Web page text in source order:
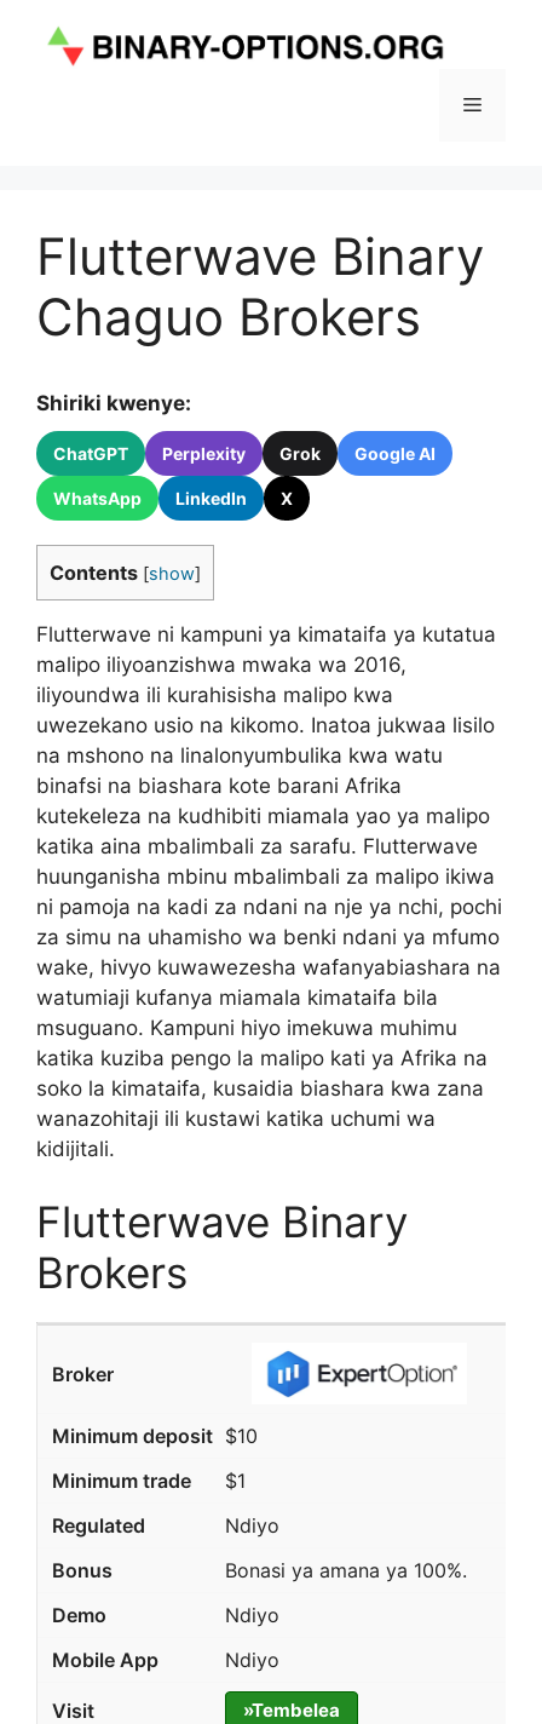
Menu
Flutterwave Binary
Chaguo Brokers
Shiriki kwenye:
ChatGPT Perplexity Grok Google AI
WhatsApp LinkedIn X
Contents [show]
Flutterwave ni kampuni ya kimataifa ya kutatua
malipo iliyoanzishwa mwaka wa 2016,
iliyoundwa ili kurahisisha malipo kwa
uwezekano usio na kikomo. Inatoa jukwaa lisilo
na mshono na linalonyumbulika kwa watu
binafsi na biashara kote barani Afrika
kutekeleza na kudhibiti miamala yao ya malipo
katika aina mbalimbali za sarafu. Flutterwave
huunganisha mbinu mbalimbali za malipo ikiwa
ni pamoja na kadi za ndani na nje ya nchi, pochi
za simu na uhamisho wa benki ndani ya mfumo
wake, hivyo kuwawezesha wafanyabiashara na
watumiaji kufanya miamala kimataifa bila
msuguano. Kampuni hiyo imekuwa muhimu
katika kuziba pengo la malipo kati ya Afrika na
soko la kimataifa, kusaidia biashara kwa zana
wanazohitaji ili kustawi katika uchumi wa
kidijitali.
Flutterwave Binary
Brokers
$10
$1
Ndiyo
Bonasi ya amana ya 100%.
Ndiyo
Ndiyo
»Tembelea